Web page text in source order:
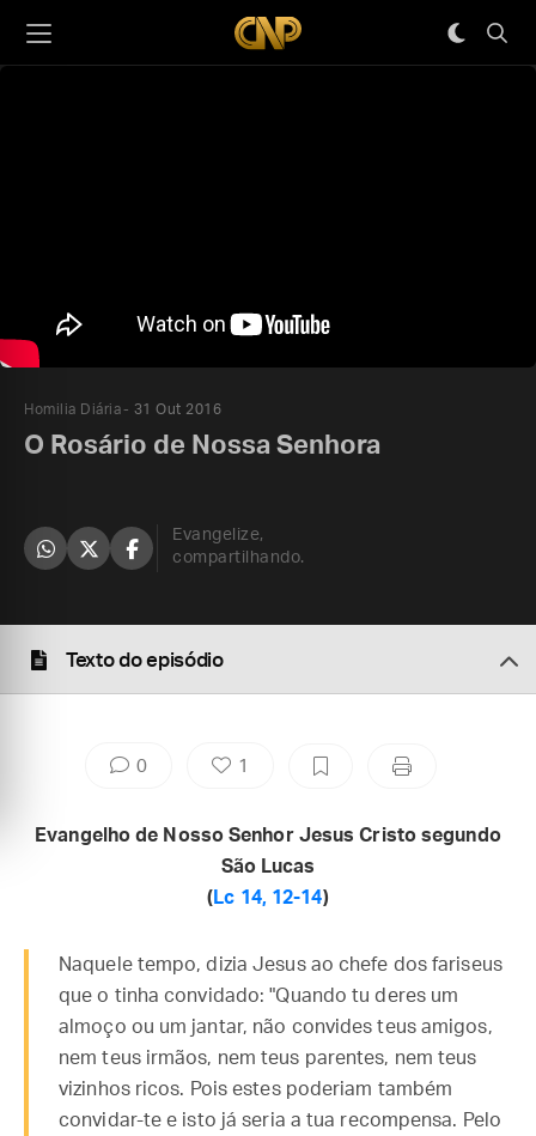
Homilia Diária 31 Out 2016
O Rosário de Nossa Senhora
Evangelize,
compartilhando.
Texto do episódio
0 1
Evangelho de Nosso Senhor Jesus Cristo segundo
São Lucas
( Lc 14, 12-14)
Naquele tempo, dizia Jesus ao chefe dos fariseus
que o tinha convidado: "Quando tu deres um
almoço ou um jantar, não convides teus amigos,
nem teus irmãos, nem teus parentes, nem teus
vizinhos ricos. Pois estes poderiam também
convidar-te e isto já seria a tua recompensa. Pelo